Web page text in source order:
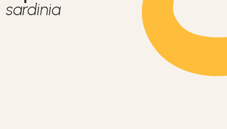
sardinia